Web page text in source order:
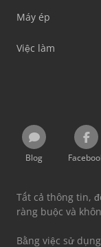
Máy ép
Việc làm
Blog
Tất cả thông tin,
ràng buộc và
Bằng việc sử